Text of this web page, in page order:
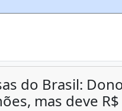
do Brasil:
mas deve